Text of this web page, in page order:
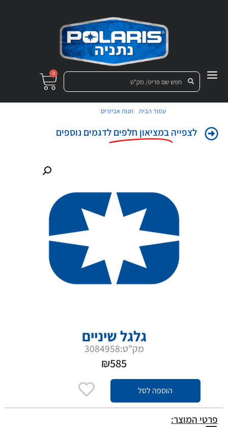
0
עמוד הבית /חנות אביזרים
לצפייהבמציאון חלפים לדגמים נוספים
גלגל שיניים
מק"ט:3084958
₪585
הוספה לסל
פרטי המוצר: